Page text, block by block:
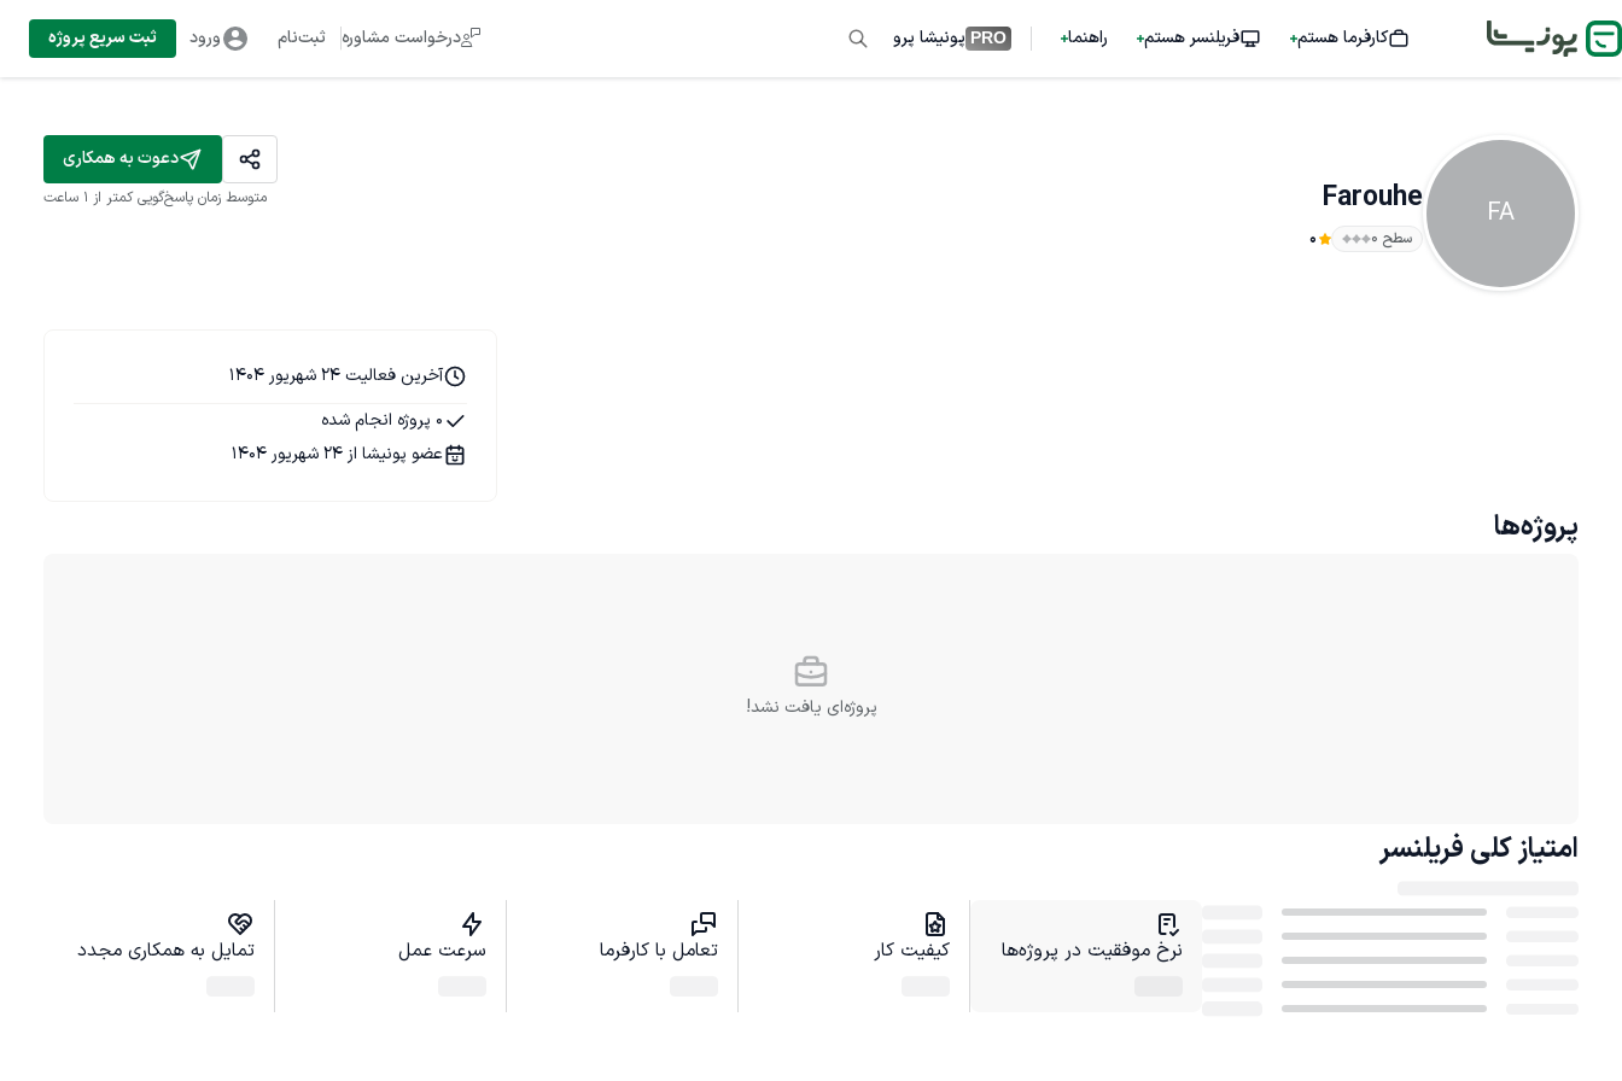
کارفرما هستم فریلنسر هستم راهنما PRO پونیشا پرو درخواست مشاوره ثبت‌نام ورود ثبت سریع پروژه
FA
Farouhe
سطح ۰ 0
دعوت به همکاری
متوسط زمان پاسخ‌گویی کمتر از 1 ساعت
آخرین فعالیت 24 شهریور 1404
0 پروژه انجام شده
عضو پونیشا از 24 شهریور 1404
پروژه‌ها
پروژه‌ای یافت نشد!
امتیاز کلی فریلنسر
نرخ موفقیت در پروژه‌ها کیفیت کار تعامل با کارفرما سرعت عمل تمایل به همکاری مجدد